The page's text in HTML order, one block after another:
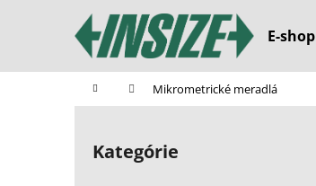
E-shop
Domov Mikrometrické meradlá
B
Preskočiť
kategórie
Kategórie
í
Späť
do
Späť
do